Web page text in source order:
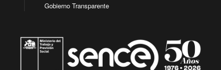
Gobierno Transparente